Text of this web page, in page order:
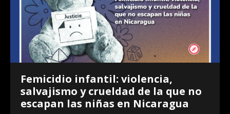
Femicidio infantil: violencia,
salvajismo y crueldad de la que no
escapan las niñas en Nicaragua